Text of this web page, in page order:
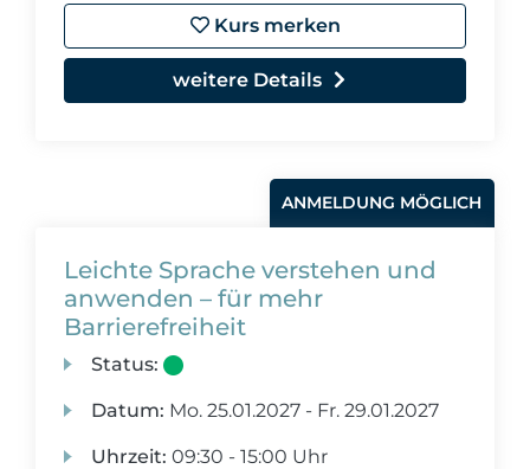
Kurs merken
weitere Details
ANMELDUNG MÖGLICH
Leichte Sprache verstehen und
anwenden – für mehr
Barrierefreiheit
Status:
Datum: Mo. 25.01.2027 - Fr. 29.01.2027
Uhrzeit: 09:30 - 15:00 Uhr